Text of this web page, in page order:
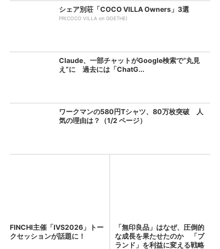
シェア別荘「COCO VILLA Owners」3選
PR(COCO VILLA on GOETHE)
Claude、一部チャットがGoogle検索で“丸見
え”に 過去には「ChatG...
ワークマンの580円Tシャツ、80万枚突破 人
気の理由は？（1/2 ページ）
FINCHI主催「IVS2026」トー
クセッションが話題に！
「無印良品」はなぜ、圧倒的
な成長を果たせたのか 「ブ
ランド」を利益に変える戦略